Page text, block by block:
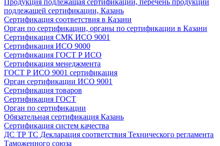
подлежащей сертификации, Казань
Сертификация соответствия в Казани
Орган по сертификации, органы по сертификации в Казани
Сертификация СМК ИСО 9001
Сертификация ИСО 9000
Сертификация ГОСТ Р ИСО
Сертификация менеджмента
ГОСТ Р ИСО 9001 сертификация
Орган сертификации ИСО 9001
Сертификация товаров
Сертификация ГОСТ
Орган по сертификации
Обязательная сертификация Казань
Сертификация систем качества
ДС ТР ТС Декларация соответствия Технического регламента
Таможенного союза